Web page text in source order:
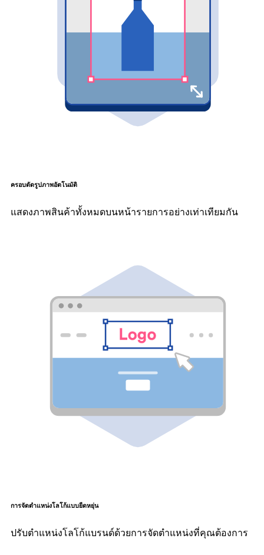
ครอบตัดรูปภาพอัตโนมัติ
แสดงภาพสินค้าทั้งหมดบนหน้ารายการอย่างเท่าเทียมกัน
การจัดตำแหน่งโลโก้แบบยืดหยุ่น
ปรับตำแหน่งโลโก้แบรนด์ด้วยการจัดตำแหน่งที่คุณต้องการ